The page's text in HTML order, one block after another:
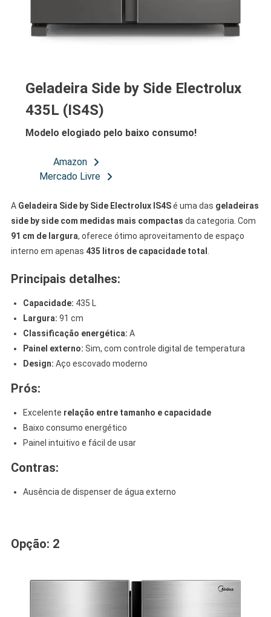
Geladeira Side by Side Electrolux
435L (IS4S)
Modelo elogiado pelo baixo consumo!
Amazon
Mercado Livre
A Geladeira Side by Side Electrolux IS4Sé uma das geladeiras
side by side com medidas mais compactas da categoria. Com
91 cm de largura, oferece ótimo aproveitamento de espaço
interno em apenas 435 litros de capacidade total
Principais detalhes:
Capacidade: 435 L
Largura: 91 cm
Classificação energética: A
Painel externo: Sim, com controle digital de temperatura
Design: Aço escovado moderno
Prós:
Excelente relação entre tamanho e capacidade
Baixo consumo energético
Painel intuitivo e fácil de usar
Contras:
Ausência de dispenser de água externo
Opção: 2